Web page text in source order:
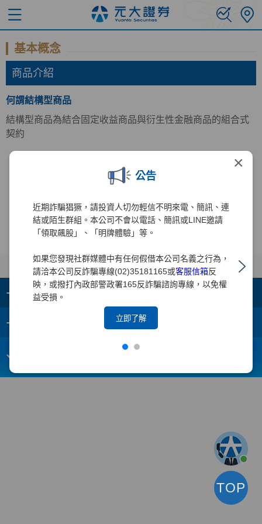
×
公告
近期詐騙猖獗，請投資人切勿輕信不明來電、簡訊、連
結或陌生群組。本公司不會以電話、簡訊或LINE邀請
「領取飆股」、「明牌體驗」等。
如果您發現社群媒體中有任何假借本公司名義之行為，
請洽本公司反詐騙專線(02)35181165或客服信箱反
映，或撥打內政部警政署165反詐騙諮詢專線，以免權
益受損。
立即了解
基本概念
商品介紹
何謂結構型商品
結構型商品為結合固定收益商品與衍生性金融商品的組合式
契約
+ 集團成員
+
webmaster@yuanta.com
TOP